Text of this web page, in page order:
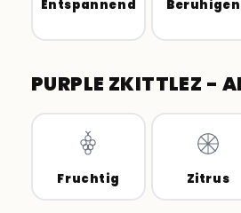
Entspannend
PURPLE ZKITTLEZ -
Fruchtig Zitrus